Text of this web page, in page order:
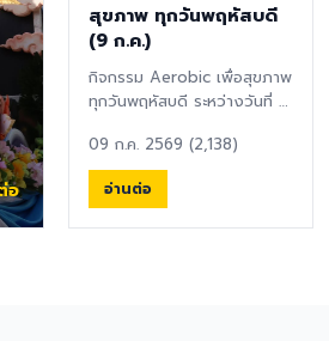
อ
สุขภาพ ทุกวันพฤหัสบดี
(9 ก.ค.)
กิจกรรม Aerobic เพื่อสุขภาพ
ทุกวันพฤหัสบดี ระหว่างวันที่ 9
ณ โรง...
09 ก.ค. 2569 (2,138)
อ่านต่อ